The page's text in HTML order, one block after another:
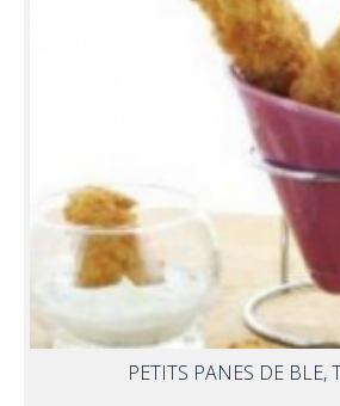
PETITS PANES DE BLE,